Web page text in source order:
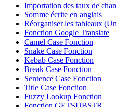
Importation des taux de
Somme écrite en anglais
Réorganiser les tableaux
Fonction Google Translate
Camel Case Fonction
Snake Case Fonction
Kebab Case Fonction
Break Case Fonction
Sentence Case Fonction
Title Case Fonction
Fuzzy Lookup Fonction